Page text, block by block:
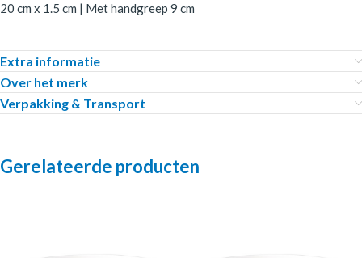
20 cm x 1.5 cm | Met handgreep 9 cm
Extra informatie
Over het merk
Verpakking & Transport
Gerelateerde producten